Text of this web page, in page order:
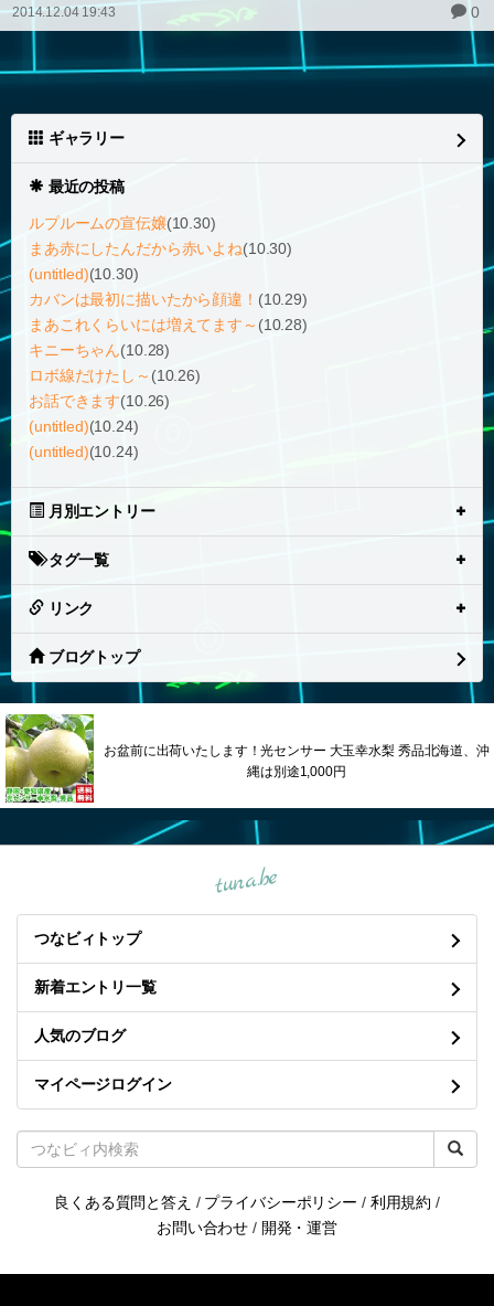
2014.12.04 19:43 0
ギャラリー
最近の投稿
ルプルームの宣伝嬢(10.30)
まあ赤にしたんだから赤いよね(10.30)
(untitled)(10.30)
カバンは最初に描いたから顔違！ (10.29)
まあこれくらいには増えてます～ (10.28)
キニーちゃん(10.28)
ロボ線だけたし～(10.26)
お話できます(10.26)
(untitled)(10.24)
(untitled)(10.24)
月別エントリー
タグ一覧
リンク
ブログトップ
お盆前に出荷いたします！光センサー 大玉幸水梨 秀品北海道、沖
縄は別途1,000円
tuna.be
つなビィトップ
新着エントリ一覧
人気のブログ
マイページログイン
良くある質問と答え / プライバシーポリシー / 利用規約 /
お問い合わせ / 開発・運営